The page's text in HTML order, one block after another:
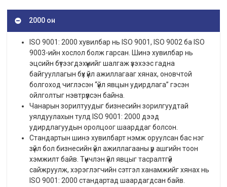
онцлогоос хамааран чанарын баталгааны гурван
“загвар” –аас сонгож хэрэглэхийг зөвлөдөг байв.
ISO 9001: 1987 стандарт нь шинэ бүтээгдэхүүн бүтээдэг
байгууллагуудад зориулагдсан. Стандарт нь дизайн,
хөгжүүлэлт, үйлдвэрлэл, суурилуулалт, үйлчилгээнд
чанарын баталгааны загварыг тогтоосон.
ISO 9002: 1987 нь ISO 9001-тэй төстэй байсан боловч
шинэ бүтээгдэхүүн гаргахыг оруулаагүй болно.
ISO 9003: 1987-ийг үйлдвэрлэлийн явцыг
харгалзахгүйгээр бэлэн бүтээгдэхүүнийг шалгаж үзэх
зааварчилгааг л оруулсан байсан.
анхаарахаас гадна урьдчилан сэргийлэх арга замаар
чанарын баталгааг бий болгосон. Хуучин хувилбартай
адилаар, шинэ хувилбар нь баримтжуулсан
журмуудын хэрэгжилтийг нотлох баримт шаардаж
байв.
2000 он
ISO 9001: 2000 хувилбар нь ISO 9001, ISO 9002 ба ISO
9003-ийн хослол болж гарсан. Шинэ хувилбар нь
эцсийн бүтээгдэхүүнийг шалгаж үзэхээс гадна
байгууллагын бүх үйл ажиллагааг хянах, оновчтой
болгоход чиглэсэн “үйл явцын удирдлага” гэсэн
ойлголтыг нэвтрүүлсэн байна.
Чанарын зорилтуудыг бизнесийн зорилгуудтай
уялдуулахын тулд ISO 9001: 2000 дээд
удирдлагуудын оролцоог шаарддаг болсон.
Стандартын шинэ хувилбарт нэмж оруулсан бас нэг
зүйл бол бизнесийн үйл ажиллагааны үр ашгийн тоон
хэмжилт байв. Түүнчлэн үйл явцыг тасралтгүй
сайжруулж, хэрэглэгчийн сэтгэл ханамжийг хянах нь
ISO 9001: 2000 стандартад шаардагдсан байв.